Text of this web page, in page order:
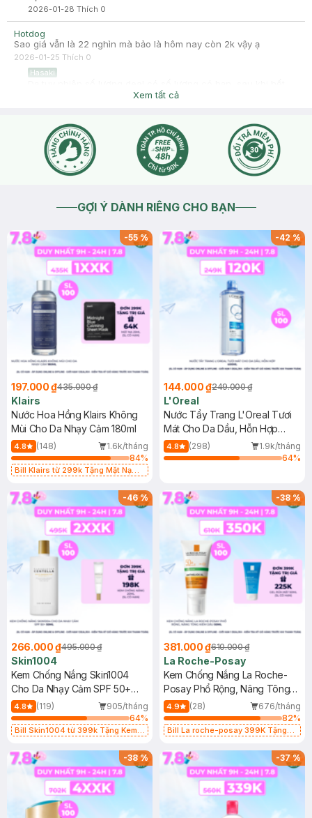
2026-01-28 Thích 0
Hotdog
Sao giá vẫn là 22 nghìn mà bảo là hôm nay còn 2k vậy ạ
2026-01-25 Thích 0
Hasaki
deal giá sẽ quay về giá gốc ạXem tất cả
GỢI Ý DÀNH RIÊNG CHO BẠN
-55%
197.000 ₫435.000 ₫
Klairs
Nước Hoa Hồng Klairs Không
Mùi Cho Da Nhạy Cảm 180ml
4.8 (148)
1.6k/tháng
84%
Bill Klairs từ 299k Tặng Mặt Nạ
25ml (SL Có Hạn)
-42%
144.000 ₫249.000 ₫
L'Oreal
Nước Tẩy Trang L'Oreal Tươi
Mát Cho Da Dầu, Hỗn Hợp
400ml
4.8 (298)
1.9k/tháng
64%
-46%
266.000 ₫495.000 ₫
Skin1004
Kem Chống Nắng Skin1004
Cho Da Nhạy Cảm SPF 50+
50ml
4.8 (119)
905/tháng
64%
Bill Skin1004 từ 399k Tặng Kem
SPF 50+ 20ml (SL Có Hạn)
-38%
381.000 ₫610.000 ₫
La Roche-Posay
Kem Chống Nắng La Roche-
Posay Phổ Rộng, Nâng Tông
Kiềm Dầu 50ml
4.9 (28)
676/tháng
82%
Bill La roche-posay 399K Tặng
(SL có hạn)
-38% -37%